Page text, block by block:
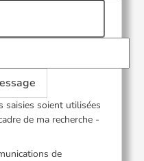
saisies soient utilisées
de ma recherche -
de